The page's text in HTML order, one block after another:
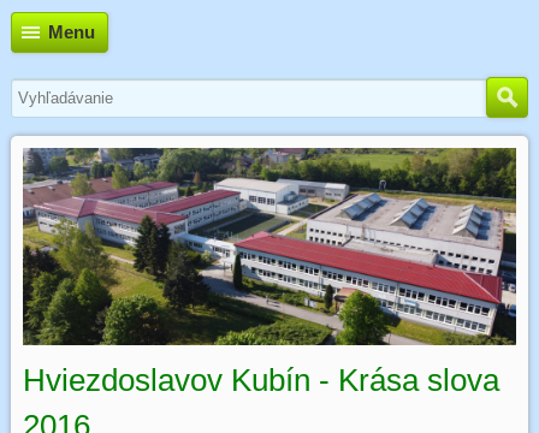
Menu
Hviezdoslavov Kubín - Krása slova
2016